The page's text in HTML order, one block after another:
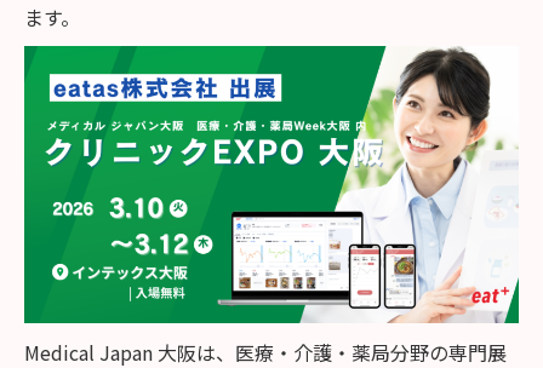
ます。
Medical Japan 大阪は、医療・介護・薬局分野の専門展